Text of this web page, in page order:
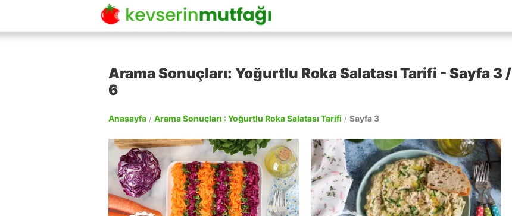
Arama Sonuçları: Yoğurtlu Roka Salatası Tarifi - Sayfa 3 /
6
Anasayfa / Arama Sonuçları : Yoğurtlu Roka Salatası Tarifi / Sayfa 3